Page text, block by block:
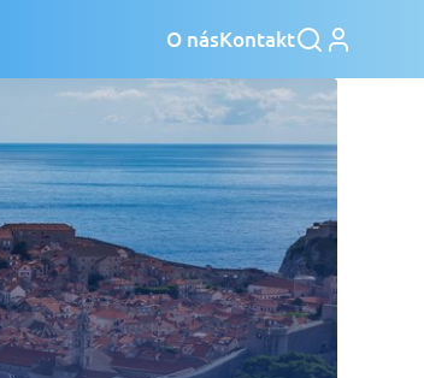
O násKontakt